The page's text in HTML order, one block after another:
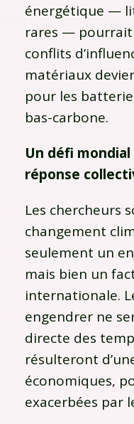
énergétique —
rares — pourrait
conflits
matériaux
pour les
bas-carbone.
Un défi
réponse
Les chercheurs
changement
seulement un
mais bien un
internationale.
engendrer ne
directe des
résulteront
économiques,
exacerbées par